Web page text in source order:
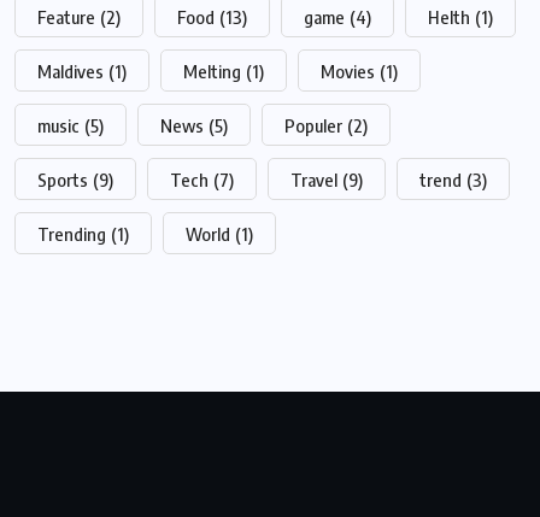
Feature (2) Food (13) game (4) Helth (1)
Maldives (1) Melting (1) Movies (1)
music (5) News (5) Populer (2)
Sports (9) Tech (7) Travel (9) trend (3)
Trending (1) World (1)